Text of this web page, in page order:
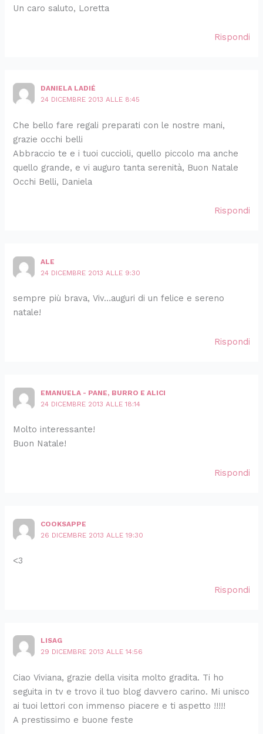
Un caro saluto, Loretta
Rispondi
DANIELA LADIÉ
24 DICEMBRE 2013 ALLE 8:45
Che bello fare regali preparati con le nostre mani,
grazie occhi belli
Abbraccio te e i tuoi cuccioli, quello piccolo ma anche
quello grande, e vi auguro tanta serenità, Buon Natale
Occhi Belli, Daniela
Rispondi
ALE
24 DICEMBRE 2013 ALLE 9:30
sempre più brava, Viv…auguri di un felice e sereno
natale!
Rispondi
EMANUELA - PANE, BURRO E ALICI
24 DICEMBRE 2013 ALLE 18:14
Molto interessante!
Buon Natale!
Rispondi
COOKSAPPE
26 DICEMBRE 2013 ALLE 19:30
<3
Rispondi
LISAG
29 DICEMBRE 2013 ALLE 14:56
Ciao Viviana, grazie della visita molto gradita. Ti ho
seguita in tv e trovo il tuo blog davvero carino. Mi unisco
ai tuoi lettori con immenso piacere e ti aspetto !!!!!
A prestissimo e buone feste